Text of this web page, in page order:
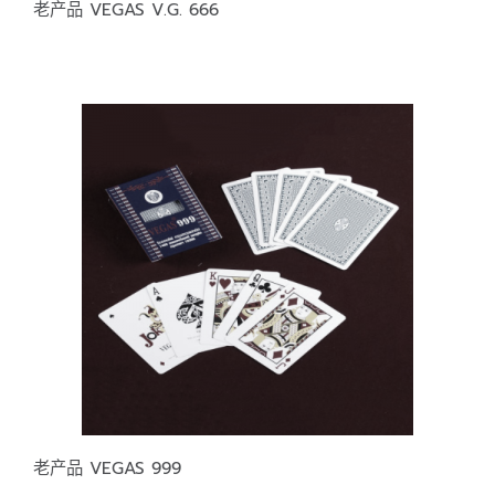
老产品 VEGAS V.G. 666
老产品 VEGAS 999